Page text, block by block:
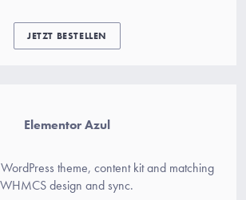
JETZT BESTELLEN
Elementor Azul
theme, content kit and matching
WHMCS design and sync.